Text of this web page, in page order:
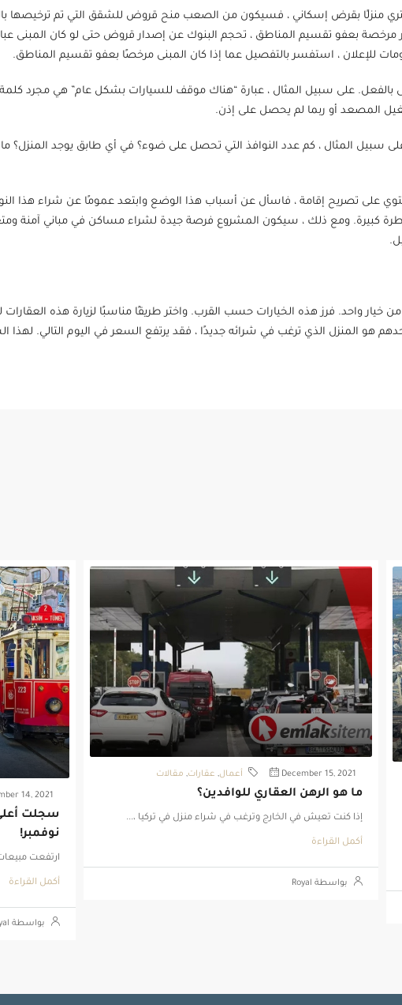
منزلًا بقرض إسكاني ، فسيكون من الصعب منح قروض للشقق التي تم ترخيصها
مرخصة بعفو تقسيم المناطق ، تحجم البنوك عن إصدار قروض حتى لو كان
للإعلان ، استفسر بالتفصيل عما إذا كان المبنى مرخصًا بعفو تقسيم المناطق.
على سبيل المثال ، عبارة “هناك موقف للسيارات بشكل عام” هي مجرد كلمة
المصعد أو ربما لم يحصل على إذن.
سبيل المثال ، كم عدد النوافذ التي تحصل على ضوء؟ في أي طابق يوجد
على تصريح إقامة ، فاسأل عن أسباب هذا الوضع وابتعد عمومًا عن شراء هذا
كبيرة. ومع ذلك ، سيكون المشروع فرصة جيدة لشراء مساكن في مباني آمنة
واحد. فرز هذه الخيارات حسب القرب. واختر طريقًا مناسبًا لزيارة هذه
هو المنزل الذي ترغب في شرائه جديدًا ، فقد يرتفع السعر في اليوم التالي.
December 15, 2021 أعمال, عقارات, مقالات
ما هو الرهن العقاري للوافدين؟
إذا كنت تعيش في الخارج وترغب في شراء منزل في تركيا ،...
أكمل القراءة
بواسطة Royal
14, 2021
سجلت
نوفمبر!
ارتفعت مبيعات
أكمل القراءة
بواسطة Royal